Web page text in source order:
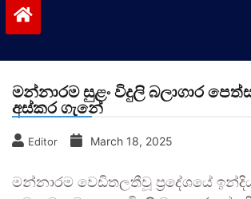
මන්නාරම සුළං විදුලි බලාගාර
අස්කර ගැනේ
Editor March 18, 2025
මන්නාරම වෙඩිතලතීවූ ප්‍රදේශයේ